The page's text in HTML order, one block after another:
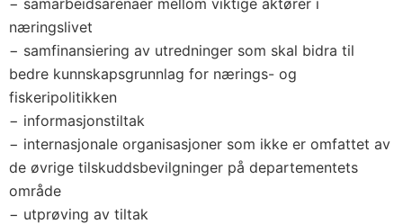
− samarbeidsarenaer mellom viktige aktører i
næringslivet
− samfinansiering av utredninger som skal bidra til
bedre kunnskapsgrunnlag for nærings- og
fiskeripolitikken
− informasjonstiltak
− internasjonale organisasjoner som ikke er omfattet av
de øvrige tilskuddsbevilgninger på departementets
område
− utprøving av tiltak